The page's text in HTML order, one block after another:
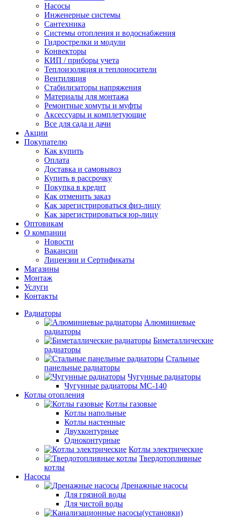
Насосы
Инженерные системы
Сантехника
Системы отопления и водоснабжения
Гидрострелки и модули
Конвекторы
КИП / приборы учета
Теплоизоляция и теплоносители
Вентиляция
Стабилизаторы напряжения
Материалы для монтажа
Ремонтные хомуты и муфты
Аксессуары и комплетующие
Все для сада и дачи
Акции
Покупателю
Как купить
Оплата
Доставка и самовывоз
Купить в рассрочку
Покупка в кредит
Как отменить заказ
Как зарегистрироваться физ-лицу
Как зарегистрироваться юр-лицу
Оптовикам
О компании
Новости
Вакансии
Лицензии и Сертификаты
Магазины
Монтаж
Услуги
Контакты
Радиаторы
Алюминиевые
радиаторы
Биметаллические
радиаторы
Стальные
панельные радиаторы
Чугунные радиаторы
Чугунные радиаторы МС-140
Котлы отопления
Котлы газовые
Котлы напольные
Котлы настенные
Двухконтурные
Одноконтурные
Котлы электрические
Твердотопливные
котлы
Насосы
Дренажные насосы
Для грязной воды
Для чистой воды